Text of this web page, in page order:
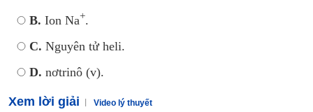
B. Ion Na+.
C. Nguyên tử heli.
D. nơtrinô (v).
Xem lời giải Video lý thuyết